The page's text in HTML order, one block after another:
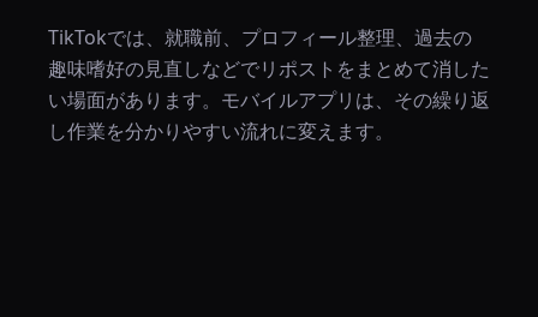
TikTokでは、就職前、プロフィール整理、過去の
趣味嗜好の見直しなどでリポストをまとめて消した
い場面があります。モバイルアプリは、その繰り返
し作業を分かりやすい流れに変えます。